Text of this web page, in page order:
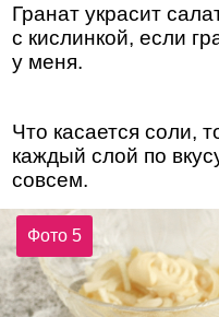
Гранат украсит
с кислинкой, если
у меня.
Что касается соли,
каждый слой по
совсем.
Фото 5